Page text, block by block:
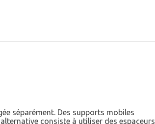
séparément. Des supports mobiles
consiste à utiliser des espaceurs